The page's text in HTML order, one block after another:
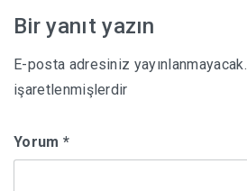
Bir yanıt yazın
E-posta adresiniz yayınlanmayacak.
işaretlenmişlerdir
Yorum *